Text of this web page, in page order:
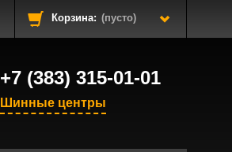
Корзина: (пусто)
+7 (383) 315-01-01
Шинные центры